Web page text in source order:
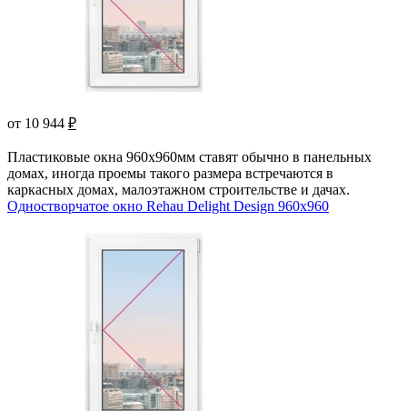
от 10 944 ₽
Пластиковые окна 960х960мм ставят обычно в панельных
домах, иногда проемы такого размера встречаются в
каркасных домах, малоэтажном строительстве и дачах.
Одностворчатое окно Rehau Delight Design 960x960